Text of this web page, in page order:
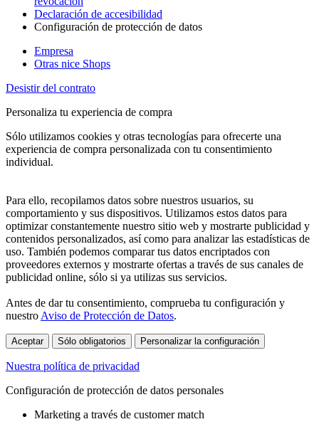
Declaración de accesibilidad
Configuración de protección de datos
Empresa
Otras nice Shops
Desistir del contrato
Personaliza tu experiencia de compra
Sólo utilizamos cookies y otras tecnologías para ofrecerte una
experiencia de compra personalizada con tu consentimiento
individual.
Para ello, recopilamos datos sobre nuestros usuarios, su
comportamiento y sus dispositivos. Utilizamos estos datos para
optimizar constantemente nuestro sitio web y mostrarte publicidad y
contenidos personalizados, así como para analizar las estadísticas de
uso. También podemos comparar tus datos encriptados con
proveedores externos y mostrarte ofertas a través de sus canales de
publicidad online, sólo si ya utilizas sus servicios.
Antes de dar tu consentimiento, comprueba tu configuración y
nuestro Aviso de Protección de Datos.
Aceptar Sólo obligatorios Personalizar la configuración
Nuestra política de privacidad
Configuración de protección de datos personales
Marketing a través de customer match